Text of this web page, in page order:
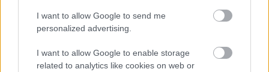
I want to allow Google to send me
personalized advertising.
I want to allow Google to enable storage
related to analytics like cookies on web or
mikrofon, amik távolról is tisztán érzékelik a hangot. A
kisebbik modell kezdőára 1000, a nagyobbiké 1200